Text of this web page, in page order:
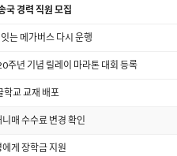
경력 직원 모집
는 메가버스 다시 운행
주년 기념 릴레이 마라톤 대회 등록
학교 교재 배포
매 수수료 변경 확인
게 장학금 지원